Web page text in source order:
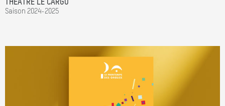
THÉÂTRE LE CARGO
Saison 2024-2025